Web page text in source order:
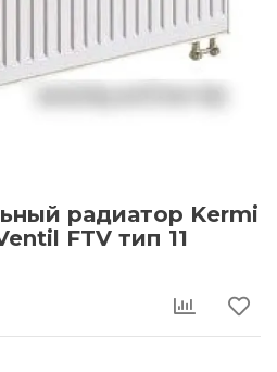
радиатор Kermi
FTV тип 11